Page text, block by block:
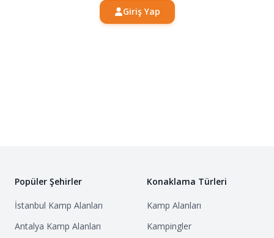
Giriş Yap
Popüler Şehirler
İstanbul Kamp Alanları
Antalya Kamp Alanları
Konaklama Türleri
Kamp Alanları
Kampingler